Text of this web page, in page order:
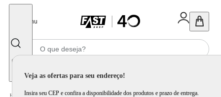
Menu
Veja as ofertas para seu endereço!
Insira seu CEP e confira a disponibilidade dos produtos e prazo de entrega.
Home Eletrodomésticos / Geladeira e Freezer